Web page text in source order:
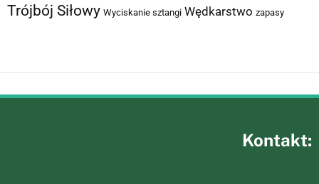
Trójbój Siłowy Wyciskanie sztangi Wędkarstwo zapasy
Kontakt: